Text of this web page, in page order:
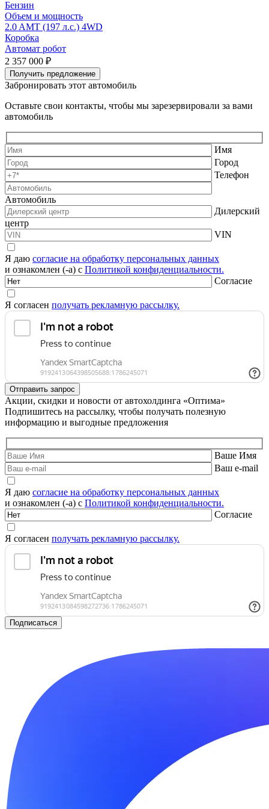
Бензин
Объем и мощность
2.0 AMT (197 л.с.) 4WD
Коробка
Автомат робот
2 357 000 ₽
Получить предложение
Забронировать этот автомобиль
Оставьте свои контакты, чтобы мы зарезервировали за вами
автомобиль
Имя
Город
Телефон
Автомобиль
Дилерский
центр
VIN
Я даю согласие на обработку персональных данных
и ознакомлен (-а) с Политикой конфиденциальности.
Согласие
Я согласен получать рекламную рассылку.
Акции, скидки и новости от автохолдинга «Оптима»
Подпишитесь на рассылку, чтобы получать полезную
информацию и выгодные предложения
Ваше Имя
Ваш e-mail
Я даю согласие на обработку персональных данных
и ознакомлен (-а) с Политикой конфиденциальности.
Согласие
Я согласен получать рекламную рассылку.